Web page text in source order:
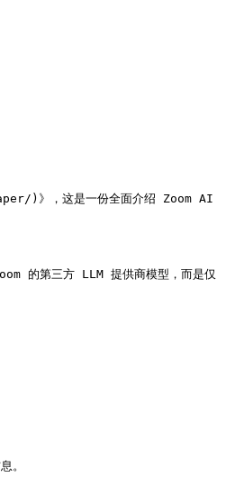
)》，这是一份全面介绍 Zoom AI
的第三方 LLM 提供商模型，而是仅
。